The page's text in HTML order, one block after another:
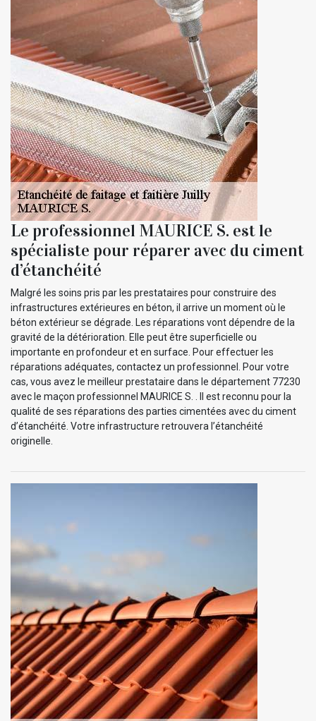
Le professionnel MAURICE S. est le
spécialiste pour réparer avec du ciment
d’étanchéité
Malgré les soins pris par les prestataires pour construire des
infrastructures extérieures en béton, il arrive un moment où le
béton extérieur se dégrade. Les réparations vont dépendre de la
gravité de la détérioration. Elle peut être superficielle ou
importante en profondeur et en surface. Pour effectuer les
réparations adéquates, contactez un professionnel. Pour votre
cas, vous avez le meilleur prestataire dans le département 77230
avec le maçon professionnel MAURICE S. . Il est reconnu pour la
qualité de ses réparations des parties cimentées avec du ciment
d’étanchéité. Votre infrastructure retrouvera l’étanchéité
originelle.